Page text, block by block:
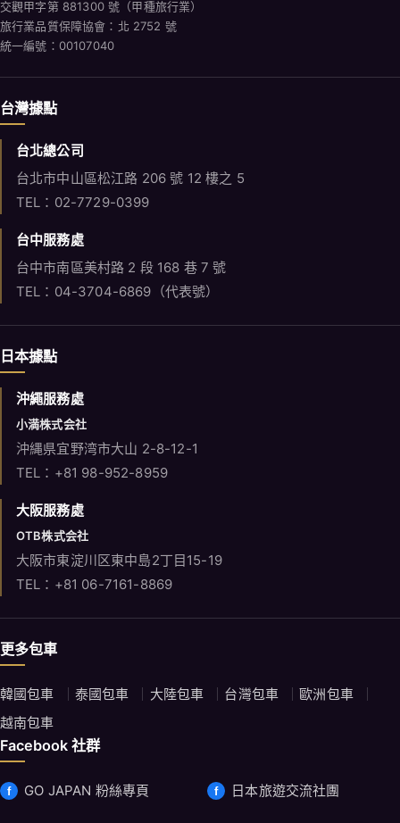
交觀甲字第 881300 號（甲種旅行業）
旅行業品質保障協會：北 2752 號
統一編號：00107040
台灣據點
台北總公司
台北市中山區松江路 206 號 12 樓之 5
TEL：02-7729-0399
台中服務處
台中市南區美村路 2 段 168 巷 7 號
TEL：04-3704-6869（代表號）
日本據點
沖繩服務處
小満株式会社
沖縄県宜野湾市大山 2-8-12-1
TEL：+81 98-952-8959
大阪服務處
OTB株式会社
大阪市東淀川区東中島2丁目15-19
TEL：+81 06-7161-8869
更多包車
韓國包車 泰國包車 大陸包車 台灣包車
歐洲包車
越南包車
Facebook 社群
GO JAPAN 粉絲專頁 日本旅遊交流社團